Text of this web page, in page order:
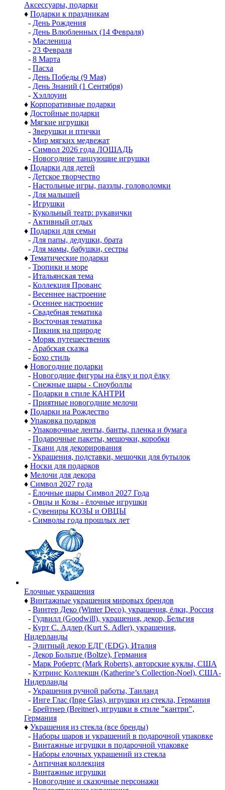
Аксессуары, подарки
♦ Подарки к праздникам
- День Рождения
- День Влюбленных (14 Февраля)
- Масленица
- 23 Февраля
- 8 Марта
- Пасха
- День Победы (9 Мая)
- День Знаний (1 Сентября)
- Хэллоуин
♦ Корпоративные подарки
♦ Достойные подарки
♦ Мягкие игрушки
- Зверушки и птички
- Мир мягких медвежат
- Символ 2026 года ЛОШАДЬ
- Новогодние танцующие игрушки
♦ Подарки для детей
- Детское творчество
- Настольные игры, паззлы, головоломки
- Для малышей
- Игрушки
- Кукольный театр: рукавички
- Активный отдых
♦ Подарки для семьи
- Для папы, дедушки, брата
- Для мамы, бабушки, сестры
♦ Тематические подарки
- Тропики и море
- Итальянская тема
- Коллекция Прованс
- Весеннее настроение
- Осеннее настроение
- Свадебная тематика
- Восточная тематика
- Пикник на природе
- Моряк путешественик
- Арабская сказка
- Бохо стиль
♦ Новогодние подарки
- Новогодние фигуры на ёлку и под ёлку
- Снежные шары - Сноуболлы
- Подарки в стиле КАНТРИ
- Приятные новогодние мелочи
♦ Подарки на Рождество
♦ Упаковка подарков
- Упаковочные ленты, банты, пленка и бумага
- Подарочные пакеты, мешочки, коробки
- Ткани для декорирования
- Украшения, подставки, мешочки для бутылок
♦ Носки для подарков
♦ Мелочи для декора
♦ Символ 2027 года
- Ёлочные шары Символ 2027 Года
- Овцы и Козы - ёлочные игрушки
- Сувениры КОЗЫ и ОВЦЫ
- Символы года прошлых лет
Елочные украшения
♦ Винтажные украшения мировых брендов
- Винтер Деко (Winter Deco), украшения, ёлки, Россия
- Гудвилл (Goodwill), украшения, декор, Бельгия
- Курт С. Адлер (Kurt S. Adler), украшения,
Нидерланды
- Элитный декор ЕДГ (EDG), Италия
- Декор Больтце (Boltze), Германия
- Марк Робертс (Mark Roberts), авторские куклы, США
- Кэтринс Коллекшн (Katherine’s Collection-Noel), США-
Нидерланды
- Украшения ручной работы, Таиланд
- Инге Глас (Inge Glas), игрушки из стекла, Германия
- Брейтнер (Breitner), игрушки в стиле "кантри",
Германия
♦ Украшения из стекла (все бренды)
- Наборы шаров и украшений в подарочной упаковке
- Винтажные игрушки в подарочной упаковке
- Наборы елочных украшений из стекла
- Античная коллекция
- Винтажные игрушки
- Новогодние и сказочные персонажи